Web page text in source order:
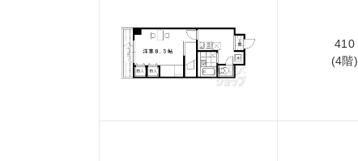
410
(4階)